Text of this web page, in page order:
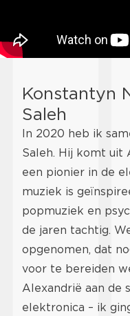
Konstantyn
Saleh
In 2020 heb ik
Saleh. Hij komt uit
een pionier in de
muziek is
popmuziek en
de jaren tachtig.
opgenomen, dat
voor te bereiden
Alexandrië aan de
elektronica – ik